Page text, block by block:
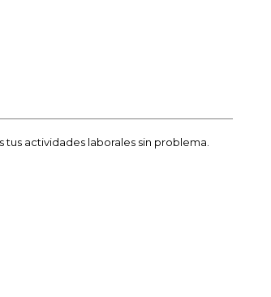
actividades laborales sin problema.